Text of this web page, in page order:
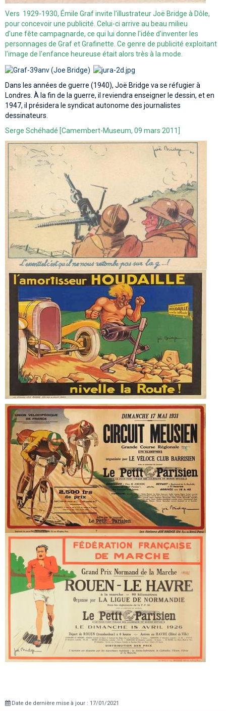
Vers 1929-1930, Émile Graf invite l'illustrateur Joë Bridge à Dôle,
pour concevoir une publicité. Celui-ci arrive au beau milieu
d'une fête campagnarde, ce qui lui donne l'idée d'inventer les
personnages de Graf et Grafinette. Ce genre de publicité exploitant
l'image de l'enfance heureuse était alors très à la mode.
Dans les années de guerre (1940), Joë Bridge va se réfugier à
Londres. À la fin de la guerre, il reviendra enseigner le dessin, et en
1947, il présidera le syndicat autonome des journalistes
dessinateurs.
Serge Schéhadé [Camembert-Museum, 09 mars 2011]
Date de dernière mise à jour : 17/01/2021